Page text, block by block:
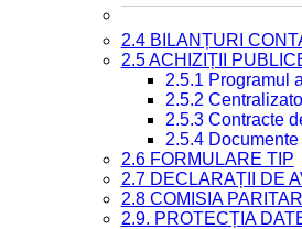
2.4 BILANȚURI
2.5 ACHIZIȚII
2.5.1 Programul
2.5.2
2.5.3 Contracte
2.5.4
2.6 FORMULARE TIP
2.7 DECLARAȚII DE
2.8 COMISIA
2.9. PROTECȚIA